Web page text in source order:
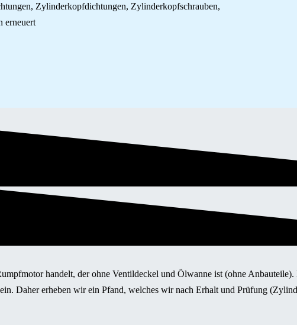
Zylinderkopfdichtungen, Zylinderkopfschrauben,
erneuert
handelt, der ohne Ventildeckel und Ölwanne ist (ohne
Daher erheben wir ein Pfand, welches wir nach Erhalt und Prüfung